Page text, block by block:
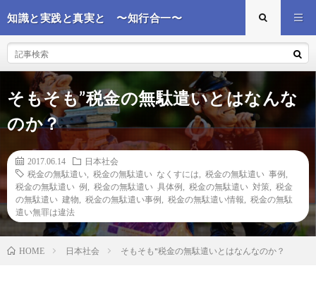
知識と実践と真実と 〜知行合一〜
そもそも”税金の無駄遣いとはなんな
のか？
2017.06.14
日本社会
税金の無駄遣い
税金の無駄遣い なくすには 税金の無駄遣い 事例
税金の無駄遣い 例
税金の無駄遣い 具体例 税金の無駄遣い 対策
税金
の無駄遣い 建物
税金の無駄遣い事例 税金の無駄遣い情報
税金の無駄
遣い無罪は違法
HOME 日本社会 そもそも"税金の無駄遣いとはなんなのか？